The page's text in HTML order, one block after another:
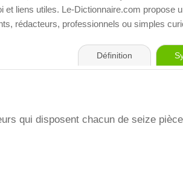
liens utiles. Le-Dictionnaire.com propose
rédacteurs, professionnels ou simples
Définition
qui disposent chacun de seize